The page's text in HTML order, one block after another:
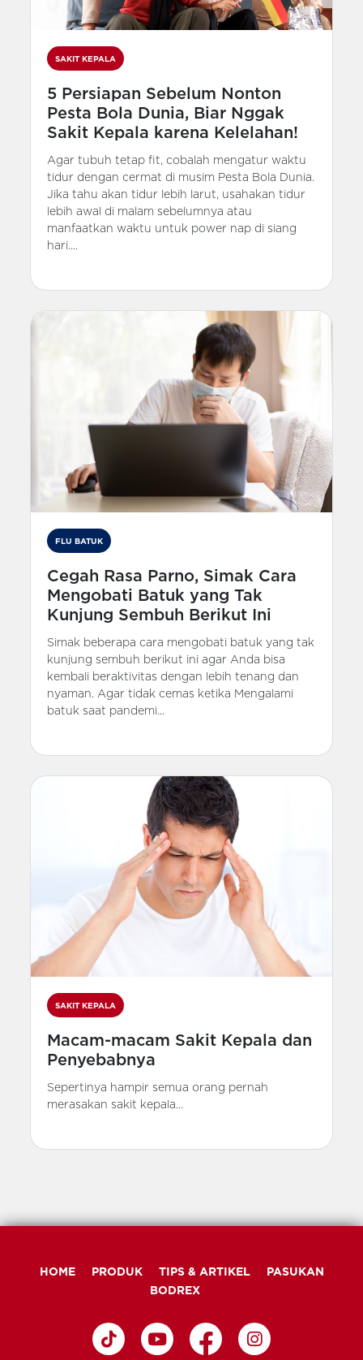
SAKIT KEPALA
5 Persiapan Sebelum Nonton
Pesta Bola Dunia, Biar Nggak
Sakit Kepala karena Kelelahan!
Agar tubuh tetap fit, cobalah mengatur waktu
tidur dengan cermat di musim Pesta Bola Dunia.
Jika tahu akan tidur lebih larut, usahakan tidur
lebih awal di malam sebelumnya atau
manfaatkan waktu untuk power nap di siang
hari....
FLU BATUK
Cegah Rasa Parno, Simak Cara
Mengobati Batuk yang Tak
Kunjung Sembuh Berikut Ini
Simak beberapa cara mengobati batuk yang tak
kunjung sembuh berikut ini agar Anda bisa
kembali beraktivitas dengan lebih tenang dan
nyaman. Agar tidak cemas ketika Mengalami
batuk saat pandemi...
SAKIT KEPALA
Macam-macam Sakit Kepala dan
Penyebabnya
Sepertinya hampir semua orang pernah
merasakan sakit kepala...
HOME PRODUK TIPS & ARTIKEL
PASUKAN
BODREX